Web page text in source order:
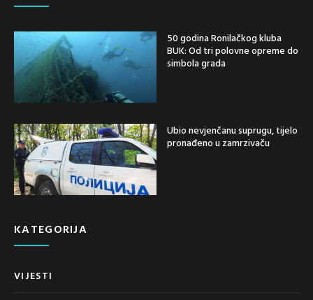
50 godina Ronilačkog kluba
BUK: Od tri polovne opreme do
simbola grada
Ubio nevjenčanu suprugu, tijelo
pronađeno u zamrzivaču
KATEGORIJA
VIJESTI